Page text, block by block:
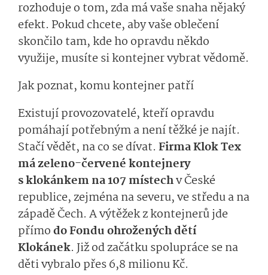
rozhoduje o tom, zda má vaše snaha nějaký
efekt. Pokud chcete, aby vaše oblečení
skončilo tam, kde ho opravdu někdo
využije, musíte si kontejner vybrat vědomě.
Jak poznat, komu kontejner patří
Existují provozovatelé, kteří opravdu
pomáhají potřebným a není těžké je najít.
Stačí vědět, na co se dívat. Firma Klok Tex
má zeleno-červené kontejnery
s klokánkem na 107 místechv České
republice, zejména na severu, ve středu a na
západě Čech. A výtěžek z kontejnerů jde
přímodo Fondu ohrožených dětí
Klokánek. Již od začátku spolupráce se na
děti vybralo přes 6,8 milionu Kč.